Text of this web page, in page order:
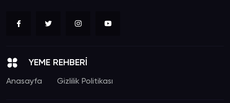
YEME REHBERİ
Anasayfa Gizlilik Politikası